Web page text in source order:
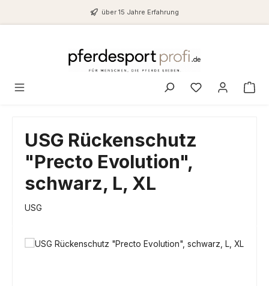
Zum Hauptinhalt springenüber 15 Jahre Erfahrung
Du hast 0
USG Rückenschutz
"Precto Evolution",
schwarz, L, XL
USG
Bildergalerie überspringen